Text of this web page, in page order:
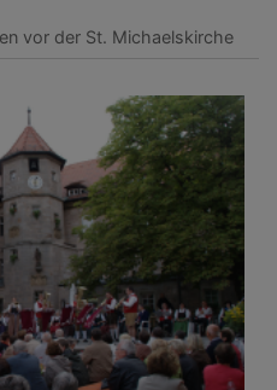
vor der St. Michaelskirche